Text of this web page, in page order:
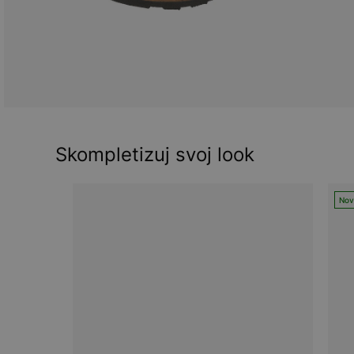
Skompletizuj svoj look